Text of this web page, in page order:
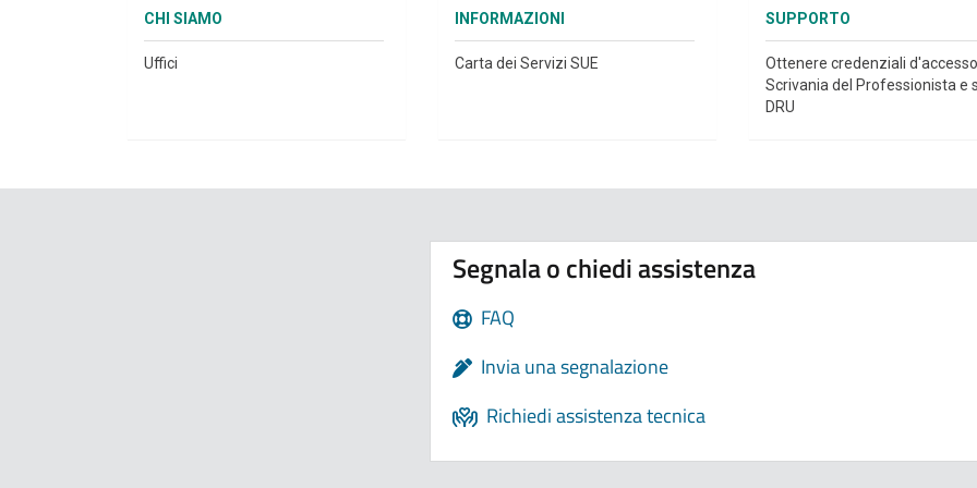
CHI SIAMO
Uffici
INFORMAZIONI
Carta dei Servizi SUE
SUPPORTO
Ottenere credenziali
Scrivania del Professionista e
DRU
Segnala o chiedi assistenza
FAQ
Invia una segnalazione
Richiedi assistenza tecnica